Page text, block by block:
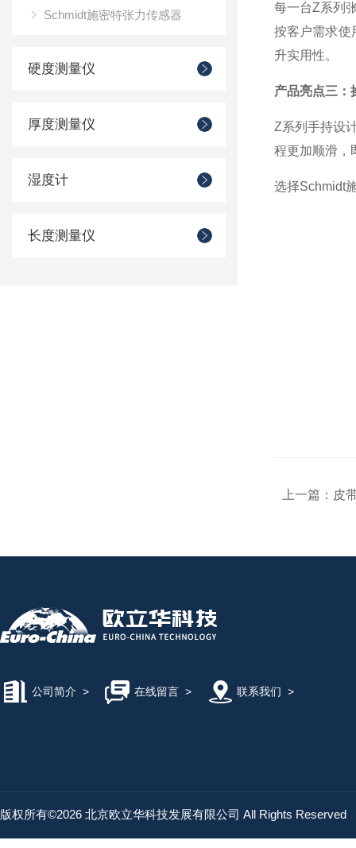
Schmidt施密特张力传感器
硬度测量仪
厚度测量仪
湿度计
长度测量仪
每一台Z系列
按客户需求使
升实用性。
产品亮点三：
Z系列手持设
程更加顺滑，
选择Schmidt
上一篇： 皮
公司简介 > 在线留言> 联系我们 >
版权所有©2026 北京欧立华科技发展有限公司 All Rights Reserved